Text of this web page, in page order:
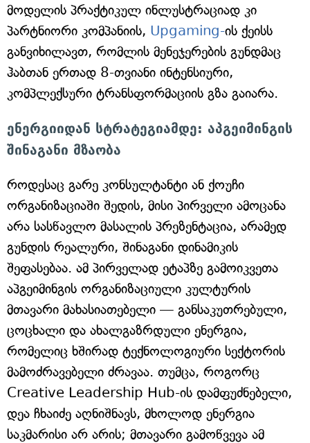
მოდელის პრაქტიკულ ინლუსტრაციად კი
პარტნიორი კომპანიის, Upgaming-ის ქეისს
განვიხილავთ, რომლის მენეჯერების გუნდმაც
ჰაბთან ერთად 8-თვიანი ინტენსიური,
კომპლექსური ტრანსფორმაციის გზა გაიარა.
ენერგიიდან სტრატეგიამდე: აპგეიმინგის
შინაგანი მზაობა
როდესაც გარე კონსულტანტი ან ქოუჩი
ორგანიზაციაში შედის, მისი პირველი ამოცანა
არა სასწავლო მასალის პრეზენტაცია, არამედ
გუნდის რეალური, შინაგანი დინამიკის
შეფასებაა. ამ პირველად ეტაპზე გამოიკვეთა
აპგეიმინგის ორგანიზაციული კულტურის
მთავარი მახასიათებელი — განსაკუთრებული,
ცოცხალი და ახალგაზრდული ენერგია,
რომელიც ხშირად ტექნოლოგიური სექტორის
მამოძრავებელი ძრავაა. თუმცა, როგორც
Creative Leadership Hub-ის დამფუძნებელი,
დეა ჩხაიძე აღნიშნავს, მხოლოდ ენერგია
საკმარისი არ არის; მთავარი გამოწვევა ამ